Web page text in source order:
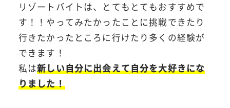
リゾートバイトは、とてもとてもおすすめで
す！！やってみたかったことに挑戦できたり
行きたかったところに行けたり多くの経験が
できます！
私は新しい自分に出会えて自分を大好きにな
りました！